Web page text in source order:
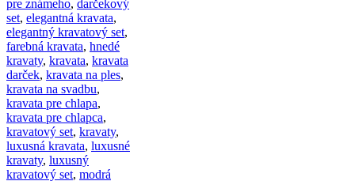
pre známeho, darčekový
set, elegantná kravata,
elegantný kravatový set,
farebná kravata, hnedé
kravaty, kravata, kravata
darček, kravata na ples,
kravata na svadbu,
kravata pre chlapa,
kravata pre chlapca,
kravatový set, kravaty,
luxusná kravata, luxusné
kravaty, luxusný
kravatový set, modrá